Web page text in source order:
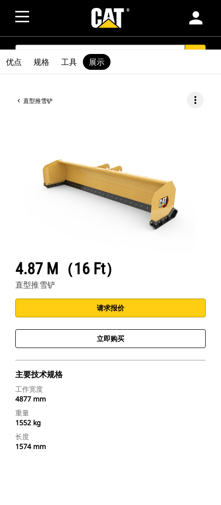
person
SEARCH
直型推雪铲 more_vert
4.87 M（16 Ft）
直型推雪铲
请求报价
立即购买
主要技术规格
工作宽度
4877 mm
重量
1552 kg
长度
1574 mm
优点 规格 工具 展示